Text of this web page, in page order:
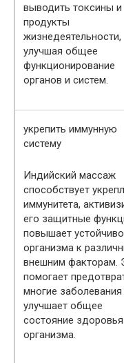
выводить токсины и
продукты
жизнедеятельности,
улучшая общее
функционирование
органов и систем.
укрепить иммунную
систему
Индийский массаж
способствует
иммунитета,
его защитные
повышает
организма к
внешним факторам.
помогает
многие заболевания
улучшает общее
состояние здоровья
организма.